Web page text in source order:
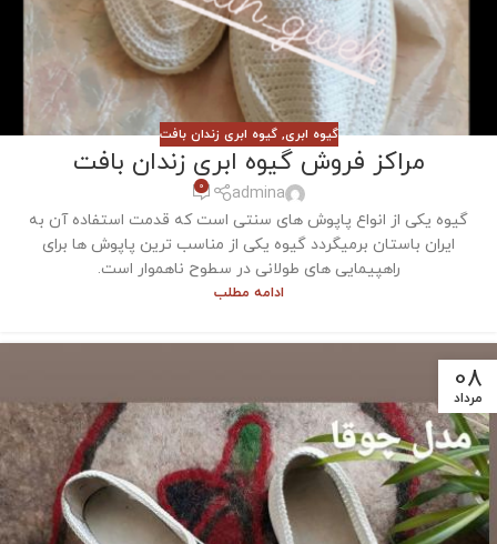
گیوه ابری,گیوه ابری زندان بافت
مراکز فروش گیوه ابری زندان بافت
admina
0
گیوه یکی از انواع پاپوش های سنتی است که قدمت استفاده آن به
ایران باستان برمیگردد گیوه یکی از مناسب ترین پاپوش ها برای
راهپیمایی های طولانی در سطوح ناهموار است.
ادامه مطلب
08
مرداد